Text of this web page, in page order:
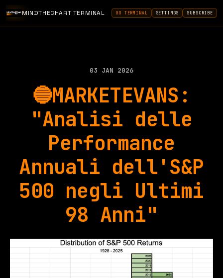
MINDTHECHART TERMINAL GO TERMINAL SETTINGS SUBSCRIBE
03 JAN 2026
🔵MARKETEVANS:
"Analisi delle
Performance
Annuali dell'S&P
500 negli Ultimi
98 Anni"